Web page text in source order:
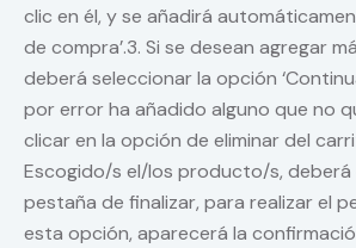
clic en él, y se añadirá
de compra’.3. Si se desean agregar
deberá seleccionar la opción
por error ha añadido alguno que no
clicar en la opción de eliminar del
Escogido/s el/los producto/s, deberá
pestaña de finalizar, para realizar el
esta opción, aparecerá la